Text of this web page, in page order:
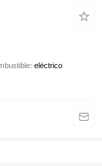
eléctrico